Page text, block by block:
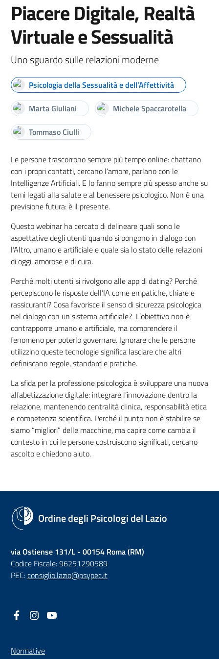
Piacere Digitale, Realtà
Virtuale e Sessualità
Uno sguardo sulle relazioni moderne
Psicologia della Sessualità e dell’Affettività
Marta Giuliani
Michele Spaccarotella
Tommaso Ciulli
Le persone trascorrono sempre più tempo online: chattano
con i propri contatti, cercano l’amore, parlano con le
Intelligenze Artificiali. E lo fanno sempre più spesso anche su
temi legati alla salute e al benessere psicologico. Non è una
previsione futura: è il presente.
Questo webinar ha cercato di delineare quali sono le
aspettative degli utenti quando si pongono in dialogo con
l’Altro, umano e artificiale e quale sia lo stato delle relazioni
di oggi, amorose e di cura.
Perché molti utenti si rivolgono alle app di dating? Perché
percepiscono le risposte dell’IA come empatiche, chiare e
rassicuranti? Cosa favorisce il senso di sicurezza psicologica
nel dialogo con un sistema artificiale? L’obiettivo non è
contrapporre umano e artificiale, ma comprendere il
fenomeno per poterlo governare. Ignorare che le persone
utilizzino queste tecnologie significa lasciare che altri
definiscano regole, standard e pratiche.
La sfida per la professione psicologica è sviluppare una nuova
alfabetizzazione digitale: integrare l’innovazione dentro la
relazione, mantenendo centralità clinica, responsabilità etica
e competenza scientifica. Perché il punto non è stabilire se
siamo “migliori” delle macchine, ma capire come cambia il
contesto in cui le persone costruiscono significati, cercano
ascolto e chiedono aiuto.
Ordine degli Psicologi del Lazio
via Ostiense 131/L - 00154 Roma (RM)
Codice Fiscale: 96251290589
PEC:consiglio.lazio@psypec.it
Facebook
(nuova scheda - new tab)
Instagram
(nuova scheda - new tab)
Normative